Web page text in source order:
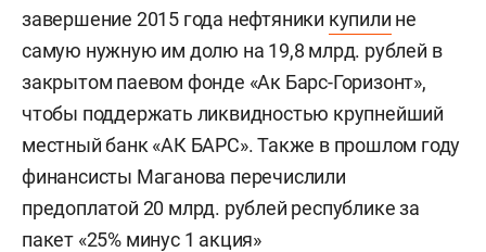
завершение 2015 года нефтяники купили не
самую нужную им долю на 19,8 млрд. рублей в
закрытом паевом фонде «Ак Барс-Горизонт»,
чтобы поддержать ликвидностью крупнейший
местный банк «АК БАРС». Также в прошлом году
финансисты Маганова перечислили
предоплатой 20 млрд. рублей республике за
пакет «25% минус 1 акция»